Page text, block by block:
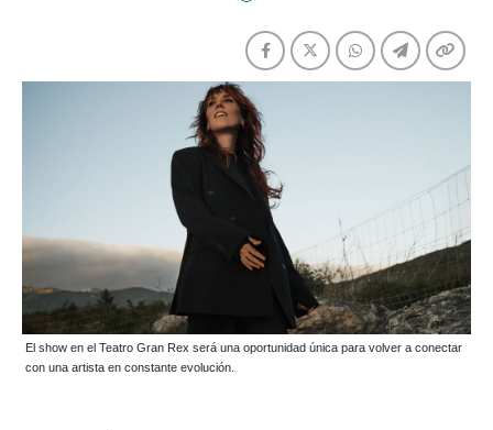
El show en el Teatro Gran Rex será una oportunidad única para volver a conectar
con una artista en constante evolución.